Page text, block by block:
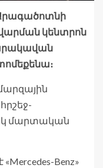
Արագածոտնի
կենտրոն
մարտական
Benz»